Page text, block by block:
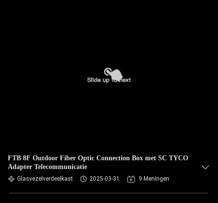
FTB 8F Outdoor Fiber Optic Connection Box met SC TYCO
Adapter Telecommunicatie
Glasvezelverdeelkast 2025-03-31 9 Meningen